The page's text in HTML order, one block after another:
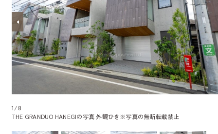
1/8
THE GRANDUO HANEGIの写真 外観ひき※写真の無断転載禁止